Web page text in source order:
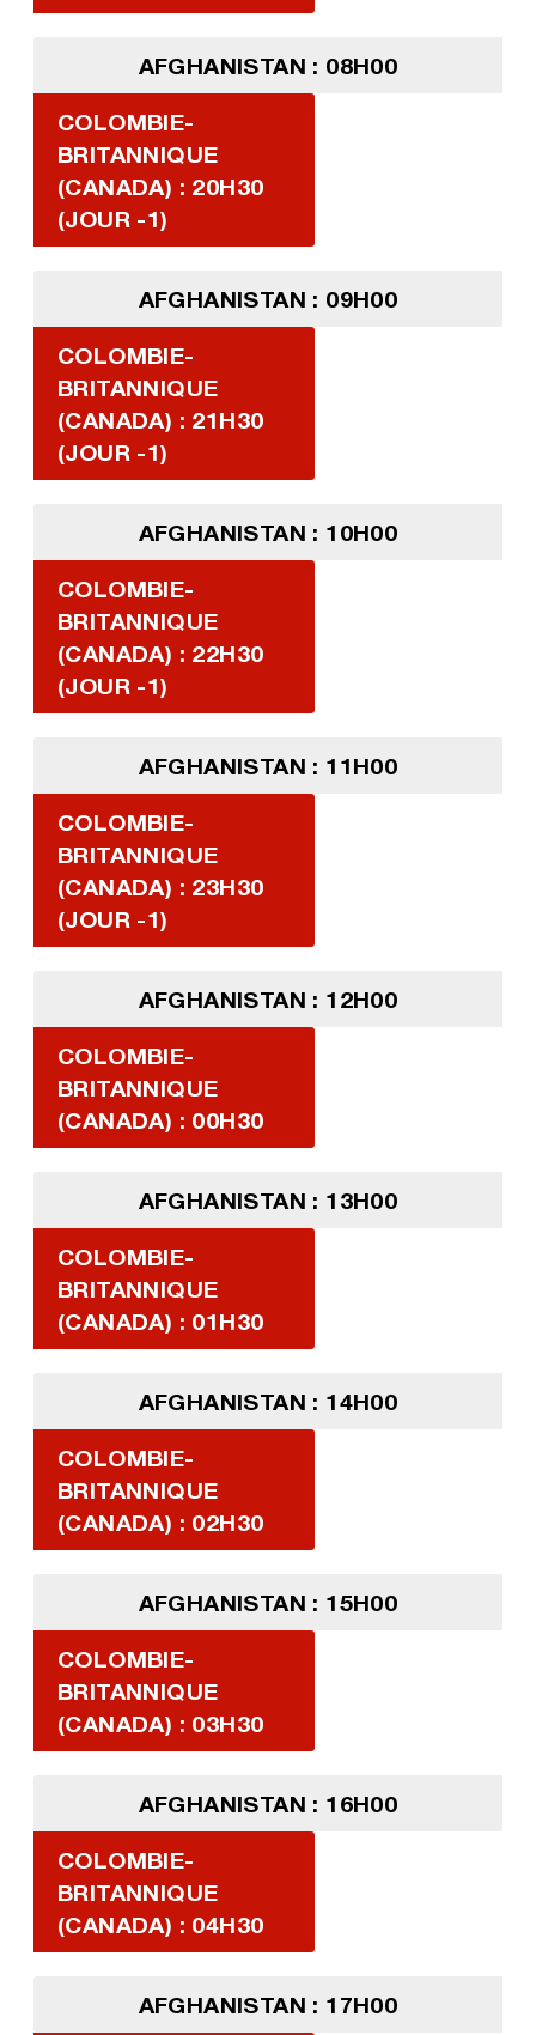
AFGHANISTAN : 08H00
COLOMBIE-
BRITANNIQUE
(CANADA) : 20H30
(JOUR -1)
AFGHANISTAN : 09H00
COLOMBIE-
BRITANNIQUE
(CANADA) : 21H30
(JOUR -1)
AFGHANISTAN : 10H00
COLOMBIE-
BRITANNIQUE
(CANADA) : 22H30
(JOUR -1)
AFGHANISTAN : 11H00
COLOMBIE-
BRITANNIQUE
(CANADA) : 23H30
(JOUR -1)
AFGHANISTAN : 12H00
COLOMBIE-
BRITANNIQUE
(CANADA) : 00H30
AFGHANISTAN : 13H00
COLOMBIE-
BRITANNIQUE
(CANADA) : 01H30
AFGHANISTAN : 14H00
COLOMBIE-
BRITANNIQUE
(CANADA) : 02H30
AFGHANISTAN : 15H00
COLOMBIE-
BRITANNIQUE
(CANADA) : 03H30
AFGHANISTAN : 16H00
COLOMBIE-
BRITANNIQUE
(CANADA) : 04H30
AFGHANISTAN : 17H00